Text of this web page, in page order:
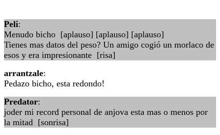
Peli:
Menudo bicho [aplauso] [aplauso] [aplauso]
Tienes mas datos del peso? Un amigo cogió un morlaco de
esos y era impresionante [risa]
arrantzale:
Pedazo bicho, esta redondo!
Predator:
joder mi record personal de anjova esta mas o menos por
la mitad [sonrisa]